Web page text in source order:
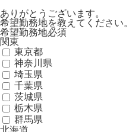
ありがとうございます。
希望勤務地を教えてください。
希望勤務地必須
関東
東京都
神奈川県
埼玉県
千葉県
茨城県
栃木県
群馬県
北海道